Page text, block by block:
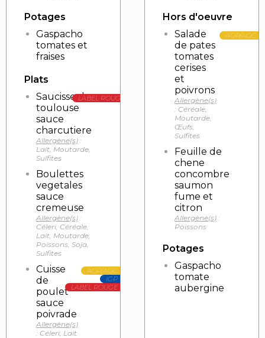
Potages
Gaspacho
tomates et
fraises
Plats
Saucisse de
toulouse
sauce
charcutiere
Allergène(s) :
Lait, Moutarde,
Sulfites
LABEL ROUGE
Boulettes
vegetales
sauce
cremeuse
Allergène(s) :
Céleri, Céréale,
Lait, Moutarde,
Poissons, Soja,
Sulfites
Cuisse
de
poulet
sauce
poivrade
Allergène(s)
: Céleri, Lait
AOP/AOC
IGP
LABEL ROUGE
Hors d'oeuvre
Salade
de pates
tomates
cerises
et
poivrons
Allergène(s)
: Céréale,
Moutarde,
Œufs,
Sulfites
AOP/AOC
Feuille de
chene
concombre
saumon
fume et
citron
Allergène(s) :
Poissons
Potages
Gaspacho
tomate
aubergine